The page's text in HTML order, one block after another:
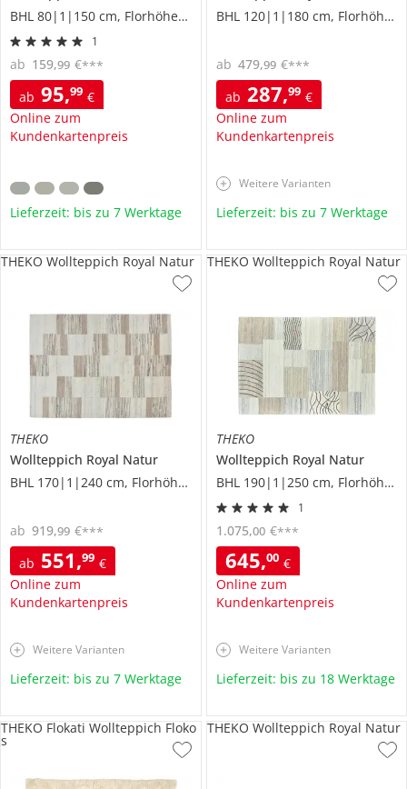
BHL 80|1|150 cm, Florhöhe 1 cm
1
ab 95,99 €
Online zum
Kundenkartenpreis
ab 159,99 €***
Lieferzeit: bis zu 7 Werktage
BHL 120|1|180 cm, Florhöhe 1,2 cm
ab 287,99 €
Online zum
Kundenkartenpreis
ab 479,99 €***
Weitere Varianten
Lieferzeit: bis zu 7 Werktage
THEKO
Wollteppich Royal Natur
BHL 170|1|240 cm, Florhöhe 1,2 cm
ab 551,99 €
Online zum
Kundenkartenpreis
ab 919,99 €***
THEKO Wollteppich Royal Natur
Weitere Varianten
Lieferzeit: bis zu 7 Werktage
THEKO
Wollteppich Royal Natur
BHL 190|1|250 cm, Florhöhe 1,2 cm
1
645,00 €
Online zum
Kundenkartenpreis
1.075,00 €***
THEKO Wollteppich Royal Natur
Weitere Varianten
Lieferzeit: bis zu 18 Werktage
THEKO Flokati Wollteppich Floko
s
THEKO Wollteppich Royal Natur